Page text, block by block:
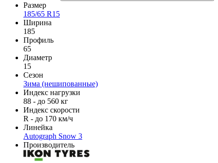
Размер
185/65 R15
Ширина
185
Профиль
65
Диаметр
15
Сезон
Зима (нешипованные)
Индекс нагрузки
88 - до 560 кг
Индекс скорости
R - до 170 км/ч
Линейка
Autograph Snow 3
Производитель